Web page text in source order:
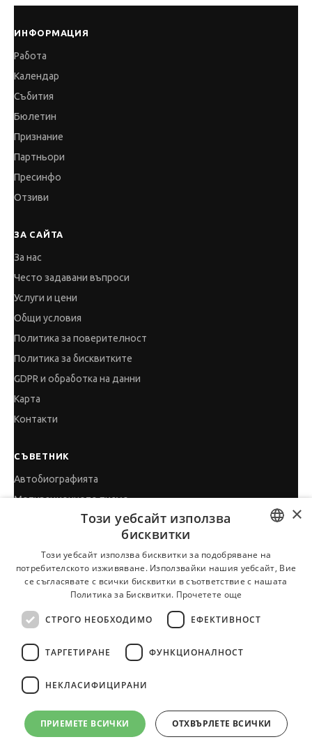
ИНФОРМАЦИЯ
Работа
Календар
Събития
Бюлетин
Признание
Партньори
Пресинфо
Отзиви
ЗА САЙТА
За нас
Често задавани въпроси
Услуги и цени
Общи условия
Политика за поверителност
Политика за бисквитките
GDPR и обработка на данни
Карта
Контакти
СЪВЕТНИК
Автобиографията
Мотивационното писмо
Интервю за работа
Когато получим оферта
Препоръки
Vihra AI
За новодошли
Всички услуги на JobTiger
© 2000-2026 JobTiger. Всички права запазени.
BULGARIAN
ENGLISH
×
Този уебсайт използва
бисквитки
Този уебсайт използва бисквитки за подобряване на
потребителското изживяване. Използвайки нашия уебсайт, Вие
се съгласявате с всички бисквитки в съответствие с нашата
Политика за Бисквитки. Прочетете още
СТРОГО НЕОБХОДИМО ЕФЕКТИВНОСТ
ТАРГЕТИРАНЕ ФУНКЦИОНАЛНОСТ
НЕКЛАСИФИЦИРАНИ
ПРИЕМЕТЕ ВСИЧКИ ОТХВЪРЛЕТЕ ВСИЧКИ